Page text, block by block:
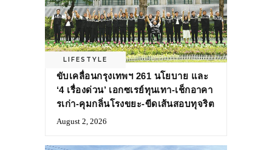
LIFESTYLE
ขับเคลื่อนกรุงเทพฯ 261 นโยบาย และ
‘4 เรื่องด่วน’ เอกซเรย์ทุนเทา-เช็กอาคา
รเก่า-คุมกลิ่นโรงขยะ-ขีดเส้นสอบทุจริต
August 2, 2026